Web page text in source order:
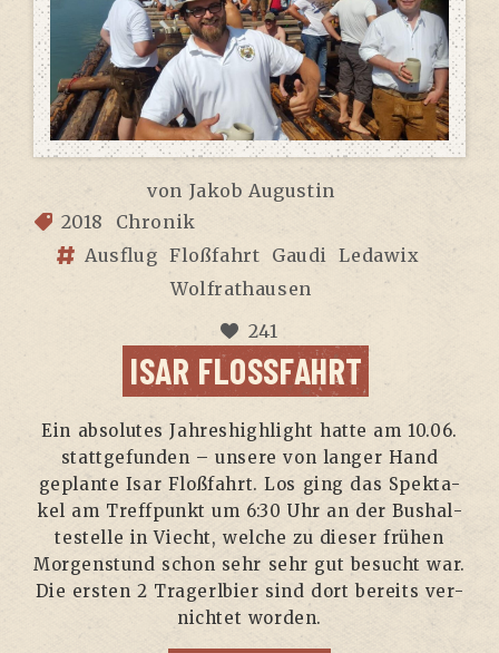
vonJakob Augustin
2018
Chronik
Ausflug Floßfahrt Gaudi Ledawix
Wolfrathausen
241
ISAR FLOSS­FAHRT
Ein abso­lu­tes Jah­res­high­light hat­te am 10.06.
statt­ge­fun­den – unse­re von lan­ger Hand
geplan­te Isar Floß­fahrt. Los ging das Spek­ta­
kel am Treff­punkt um 6:30 Uhr an der Bus­hal­
te­stel­le in Viecht, wel­che zu die­ser frü­hen
Mor­gen­stund schon sehr sehr gut besucht war.
Die ers­ten 2 Tra­gerl­bier sind dort bereits ver­
nich­tet worden.